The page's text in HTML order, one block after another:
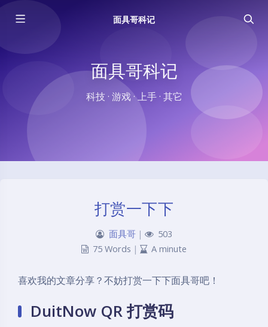
面具哥科记
面具哥科记
科技 · 游戏 · 上手 · 其它
打赏一下下
面具哥 |
503
75 Words | A minute
喜欢我的文章分享？不妨打赏一下下面具哥吧！
DuitNow QR 打赏码